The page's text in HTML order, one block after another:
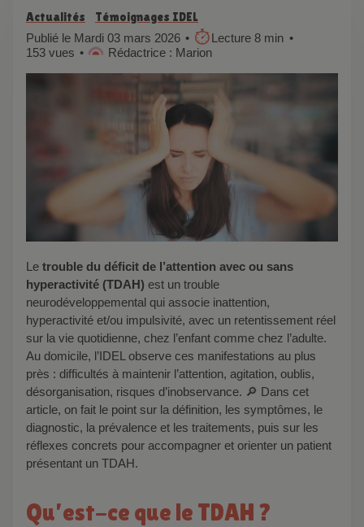
Actualités
Témoignages IDEL
Publié le Mardi 03 mars 2026
Lecture 8 min
153 vues
Rédactrice : Marion
Le trouble du déficit de l’attention avec ou sans
hyperactivité (TDAH) est un trouble
neurodéveloppemental qui associe inattention,
hyperactivité et/ou impulsivité, avec un retentissement réel
sur la vie quotidienne, chez l’enfant comme chez l’adulte.
Au domicile, l’IDEL observe ces manifestations au plus
près : difficultés à maintenir l’attention, agitation, oublis,
désorganisation, risques d’inobservance. 🔎 Dans cet
article, on fait le point sur la définition, les symptômes, le
diagnostic, la prévalence et les traitements, puis sur les
réflexes concrets pour accompagner et orienter un patient
présentant un TDAH.
Qu’est-ce que le TDAH ?